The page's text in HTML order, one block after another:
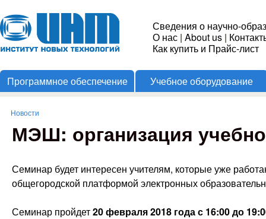
Институт
Новых
Технологий
Сведения о научно-
О нас | About us |
Как купить и Прайс-лист
Программное обеспечение Учебное оборудование
Вы здесь
Новости
МЭШ: организация
Семинар будет интересен учителям, которые уже
общегородской платформой электронных
Семинар пройдет20 февраля 2018 года с 16:00 до